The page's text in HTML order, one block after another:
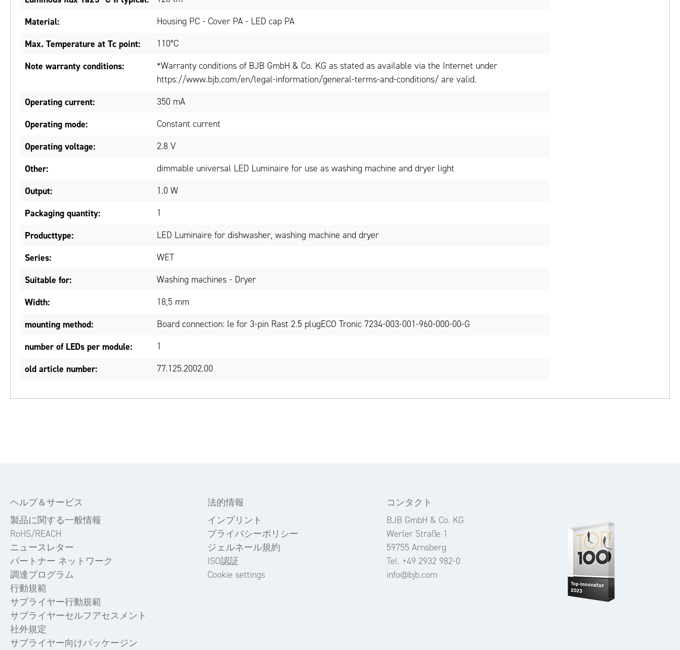
Material: Housing PC - Cover PA - LED cap PA
Max. Temperature at Tc point: 110°C
Note warranty conditions:
*Warranty conditions of BJB GmbH & Co. KG as stated as available via the Internet under
https://www.bjb.com/en/legal-information/general-terms-and-conditions/ are valid.
Operating current: 350 mA
Operating mode: Constant current
Operating voltage: 2.8 V
Other: dimmable universal LED Luminaire for use as washing machine and dryer light
Output: 1.0 W
Packaging quantity: 1
Producttype: LED Luminaire for dishwasher, washing machine and dryer
Series: WET
Suitable for: Washing machines - Dryer
Width: 18,5 mm
mounting method: Board connection: le for 3-pin Rast 2.5 plugECO Tronic 7234-003-001-960-000-00-G
number of LEDs per module: 1
old article number: 77.125.2002.00
ヘルプ＆サービス
製品に関する一般情報
RoHS/REACH
ニュースレター
パートナー ネットワーク
調達プログラム
行動規範
サプライヤー行動規範
サプライヤーセルフアセスメント
社外規定
サプライヤー向けパッケージン
法的情報
インプリント
プライバシーポリシー
ジェルネール規約
ISO認証
Cookie settings
コンタクト
BJB GmbH & Co. KG
Werler Straße 1
59755 Arnsberg
Tel. +49 2932 982-0
info@bjb.com